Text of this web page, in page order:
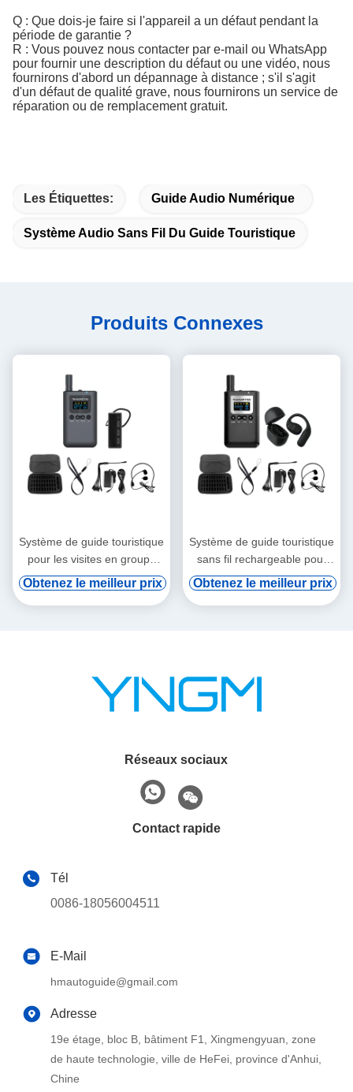
Q : Que dois-je faire si l'appareil a un défaut pendant la
période de garantie ?
R : Vous pouvez nous contacter par e-mail ou WhatsApp
pour fournir une description du défaut ou une vidéo, nous
fournirons d'abord un dépannage à distance ; s'il s'agit
d'un défaut de qualité grave, nous fournirons un service de
réparation ou de remplacement gratuit.
Les Étiquettes: Guide Audio Numérique
Système Audio Sans Fil Du Guide Touristique
Produits Connexes
Système de guide touristique
pour les visites en groupe
professionnelles
Obtenez le meilleur prix
Système de guide touristique
sans fil rechargeable pour
visites de groupe
Obtenez le meilleur prix
Réseaux sociaux
Contact rapide
Tél
0086-18056004511
E-Mail
hmautoguide@gmail.com
Adresse
19e étage, bloc B, bâtiment F1, Xingmengyuan, zone
de haute technologie, ville de HeFei, province d'Anhui,
Chine